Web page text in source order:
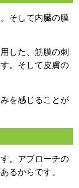
そして内臓の膜
した、筋膜の刺
。そして皮膚の
を感じることが
。アプローチの
るからです。